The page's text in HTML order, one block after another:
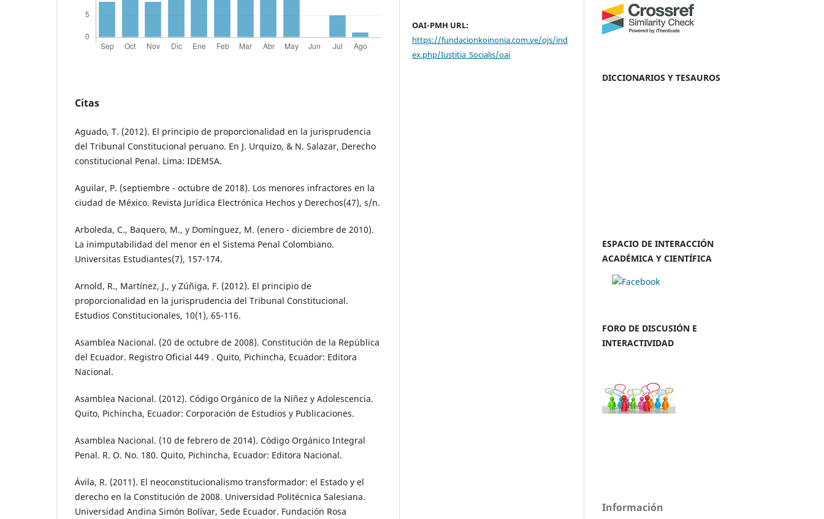
Citas
Aguado, T. (2012). El principio de proporcionalidad en la jurisprudencia
del Tribunal Constitucional peruano. En J. Urquizo, & N. Salazar, Derecho
constitucional Penal. Lima: IDEMSA.
Aguilar, P. (septiembre - octubre de 2018). Los menores infractores en la
ciudad de México. Revista Jurídica Electrónica Hechos y Derechos(47), s/n.
Arboleda, C., Baquero, M., y Domínguez, M. (enero - diciembre de 2010).
La inimputabilidad del menor en el Sistema Penal Colombiano.
Universitas Estudiantes(7), 157-174.
Arnold, R., Martínez, J., y Zúñiga, F. (2012). El principio de
proporcionalidad en la jurisprudencia del Tribunal Constitucional.
Estudios Constitucionales, 10(1), 65-116.
Asamblea Nacional. (20 de octubre de 2008). Constitución de la República
del Ecuador. Registro Oficial 449 . Quito, Pichincha, Ecuador: Editora
Nacional.
Asamblea Nacional. (2012). Código Orgánico de la Niñez y Adolescencia.
Quito, Pichincha, Ecuador: Corporación de Estudios y Publicaciones.
Asamblea Nacional. (10 de febrero de 2014). Código Orgánico Integral
Penal. R. O. No. 180. Quito, Pichincha, Ecuador: Editora Nacional.
Ávila, R. (2011). El neoconstitucionalismo transformador: el Estado y el
derecho en la Constitución de 2008. Universidad Politécnica Salesiana.
Universidad Andina Simón Bolívar, Sede Ecuador. Fundación Rosa
OAI-PMH URL:
https://fundacionkoinonia.com.ve/ojs/ind
ex.php/Iustitia_Socialis/oai
DICCIONARIOS Y TESAUROS
ESPACIO DE INTERACCIÓN
ACADÉMICA Y CIENTÍFICA
FORO DE DISCUSIÓN E
INTERACTIVIDAD
Información